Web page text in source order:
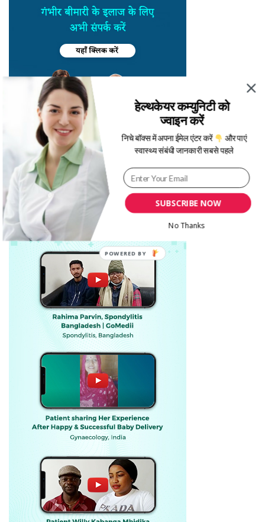
SUBSCRIBE NOW
हेल्थकेयर कम्युनिटी को
ज्वाइन करें
निचे बॉक्स में अपना ईमेल एंटर करें और पाएं
स्वास्थ्य संबंधी जानकारी सबसे पहले
No Thanks
POWERED BY